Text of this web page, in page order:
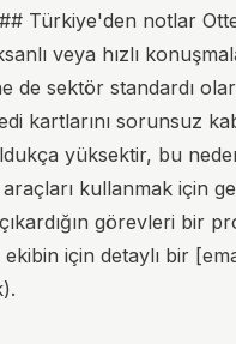
Türkiye'den notlar
veya hızlı
de sektör standardı
kartlarını sorunsuz
yüksektir, bu
araçları kullanmak için
görevleri bir
için detaylı bir